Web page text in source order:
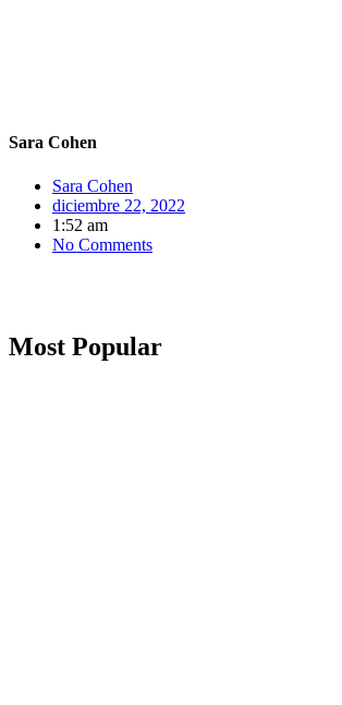
Sara Cohen
Sara Cohen
diciembre 22, 2022
1:52 am
No Comments
Most Popular